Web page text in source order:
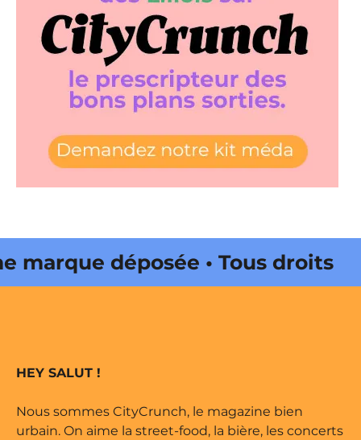
déposée • Tous droits
par Buena Onda Web •
HEY SALUT !
Nous sommes CityCrunch, le magazine bien
urbain. On aime la street-food, la bière, les concerts